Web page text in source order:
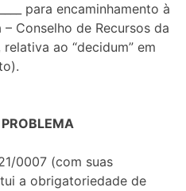
para encaminhamento à
Conselho de Recursos da
ao “decidum” em
0007 (com suas
a obrigatoriedade de